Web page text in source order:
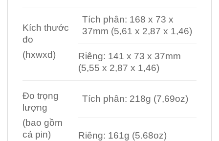
Kích thước
đo
(hxwxd)
Tích phân: 168 x 73 x
37mm (5,61 x 2,87 x 1,46)
Riêng: 141 x 73 x 37mm
(5,55 x 2,87 x 1,46)
Đo trọng
lượng
(bao gồm
cả pin)
Tích phân: 218g (7,69oz)
Riêng: 161g (5.68oz)